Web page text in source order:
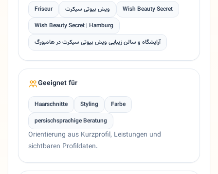
Friseur ویش بیوتی سیکرت
Wish Beauty Secret
Wish Beauty Secret | Hamburg
آرایشگاه و سالن زیبایی ویش بیوتی سیکرت در هامبورگ
Geeignet für
Haarschnitte Styling
Farbe
persischsprachige Beratung
Orientierung aus Kurzprofil, Leistungen und
sichtbaren Profildaten.